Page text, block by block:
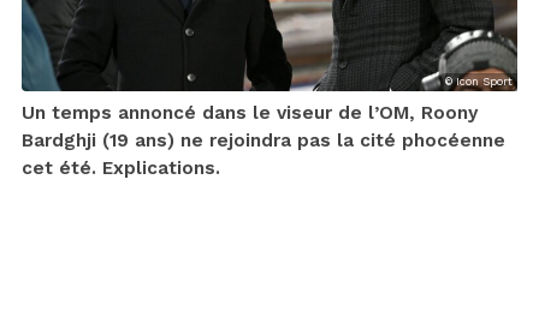
© Icon Sport
Un temps annoncé dans le viseur de l’OM, Roony
Bardghji (19 ans) ne rejoindra pas la cité phocéenne
cet été. Explications.